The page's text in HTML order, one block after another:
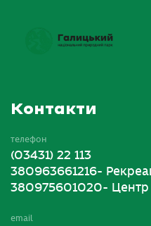
Контакти
телефон
(03431) 22 113
380963661216-
380975601020- Центр
email